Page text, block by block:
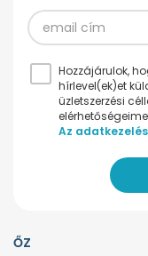
Hozzájárulok,
hírlevel(ek)et
üzletszerzési
Az
ŐZ